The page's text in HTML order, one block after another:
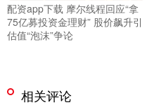
配资app下载 摩尔线程回应“拿
75亿募投资金理财” 股价飙升引
估值“泡沫”争论
相关评论